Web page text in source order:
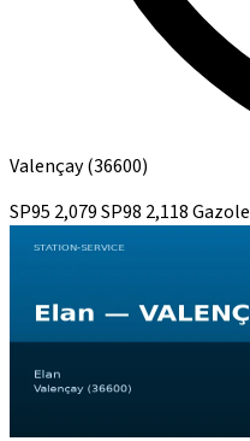
Valençay(36600)
SP95 2,079SP98 2,118Gazole